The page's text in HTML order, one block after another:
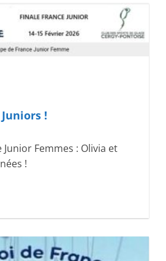
!
Junior Femmes : Olivia et
!